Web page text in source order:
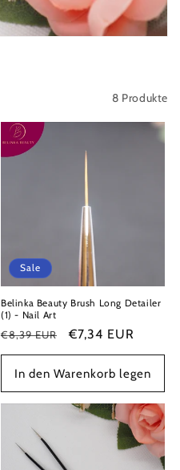
8 Produkte
Sale
Belinka Beauty Brush Long Detailer
(1) - Nail Art
Normaler
Preis
€8,39 EUR Verkaufspreis
€7,34 EUR
In den Warenkorb legen